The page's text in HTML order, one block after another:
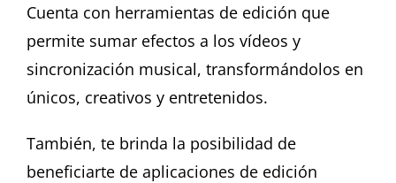
Cuenta con herramientas de edición que
permite sumar efectos a los vídeos y
sincronización musical, transformándolos en
únicos, creativos y entretenidos.
También, te brinda la posibilidad de
beneficiarte de aplicaciones de edición